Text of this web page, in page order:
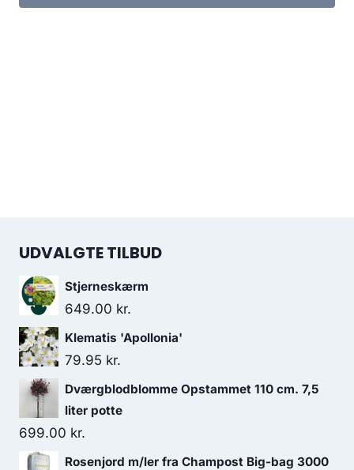
UDVALGTE TILBUD
Stjerneskærm
649.00 kr.
Klematis 'Apollonia'
79.95 kr.
Dværgblodblomme Opstammet 110 cm. 7,5
liter potte
699.00 kr.
Rosenjord m/ler fra Champost Big-bag 3000